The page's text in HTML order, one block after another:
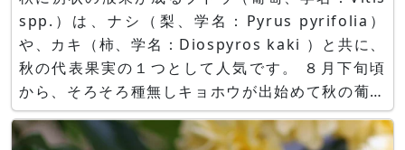
spp.）は、ナシ（梨、学名：Pyrus pyrifolia）
や、カキ（柿、学名：Diospyros kaki ）と共に、
秋の代表果実の１つとして人気です。 ８月下旬頃
から、そろそろ種無しキョホウが出始めて秋の葡萄
シーズンが始まります。人気のシャインマスカット
や、ナガノパープルは高値の花ですが、是非、食べ